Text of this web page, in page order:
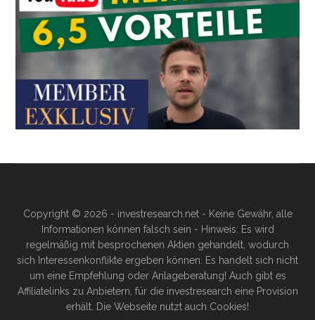
Copyright © 2026 - investresearch.net - Keine Gewähr, alle
Informationen können falsch sein - Hinweis: Es wird
regelmäßig mit besprochenen Aktien gehandelt, wodurch
sich Interessenkonflikte ergeben können. Es handelt sich nicht
um eine Empfehlung oder Anlageberatung! Auch gibt es
Affiliatelinks zu Anbietern, für die investresearch eine Provision
erhält. Die Webseite nutzt auch Cookies!